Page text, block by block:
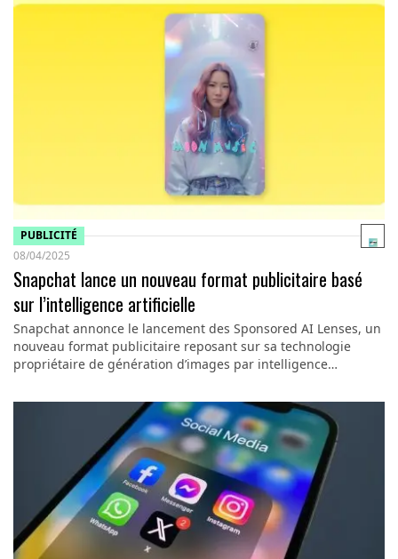
PUBLICITÉ
08/04/2025
Snapchat lance un nouveau format publicitaire basé
sur l’intelligence artificielle
Snapchat annonce le lancement des Sponsored AI Lenses, un
nouveau format publicitaire reposant sur sa technologie
propriétaire de génération d’images par intelligence…